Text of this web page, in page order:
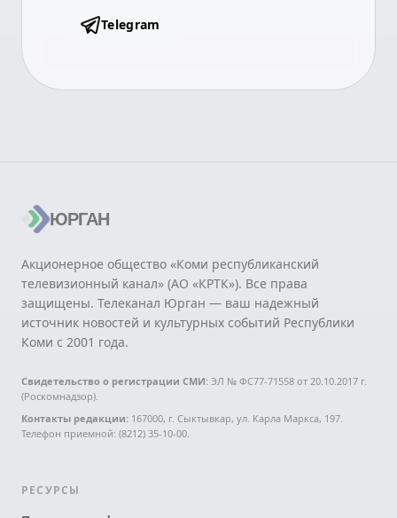
Telegram
ЮРГАН
Акционерное общество «Коми республиканский
телевизионный канал» (АО «КРТК»). Все права
защищены. Телеканал Юрган — ваш надежный
источник новостей и культурных событий Республики
Коми с 2001 года.
Свидетельство о регистрации СМИ: ЭЛ № ФС77-71558 от 20.10.2017 г.
(Роскомнадзор).
Контакты редакции: 167000, г. Сыктывкар, ул. Карла Маркса, 197.
Телефон приемной: (8212) 35-10-00.
РЕСУРСЫ